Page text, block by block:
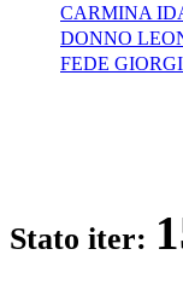
CARMINA
DONNO
FEDE
Stato iter: